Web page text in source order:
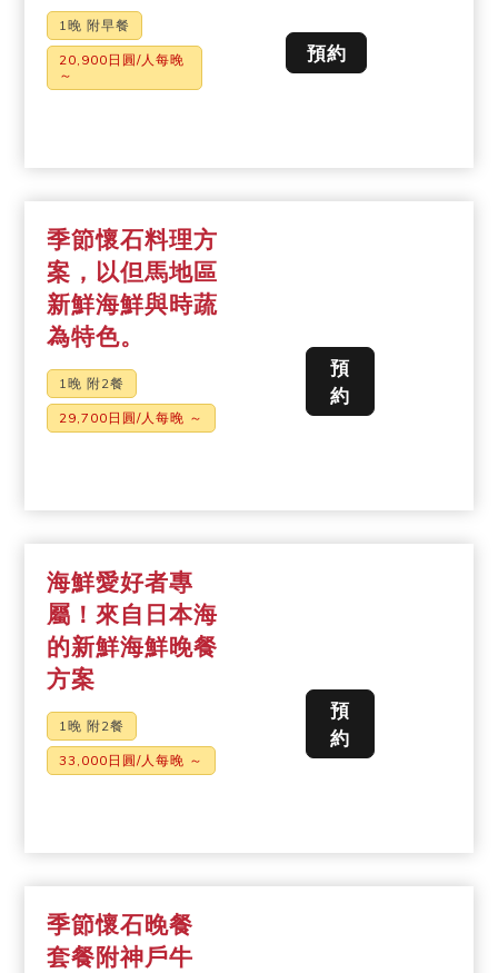
1晚 附早餐
20,900日圓/人每晚
～
預約
季節懷石料理方
案，以但馬地區
新鮮海鮮與時蔬
為特色。
1晚 附2餐
29,700日圓/人每晚 ～
預
約
海鮮愛好者專
屬！來自日本海
的新鮮海鮮晚餐
方案
1晚 附2餐
33,000日圓/人每晚 ～
預
約
季節懷石晚餐
套餐附神戶牛